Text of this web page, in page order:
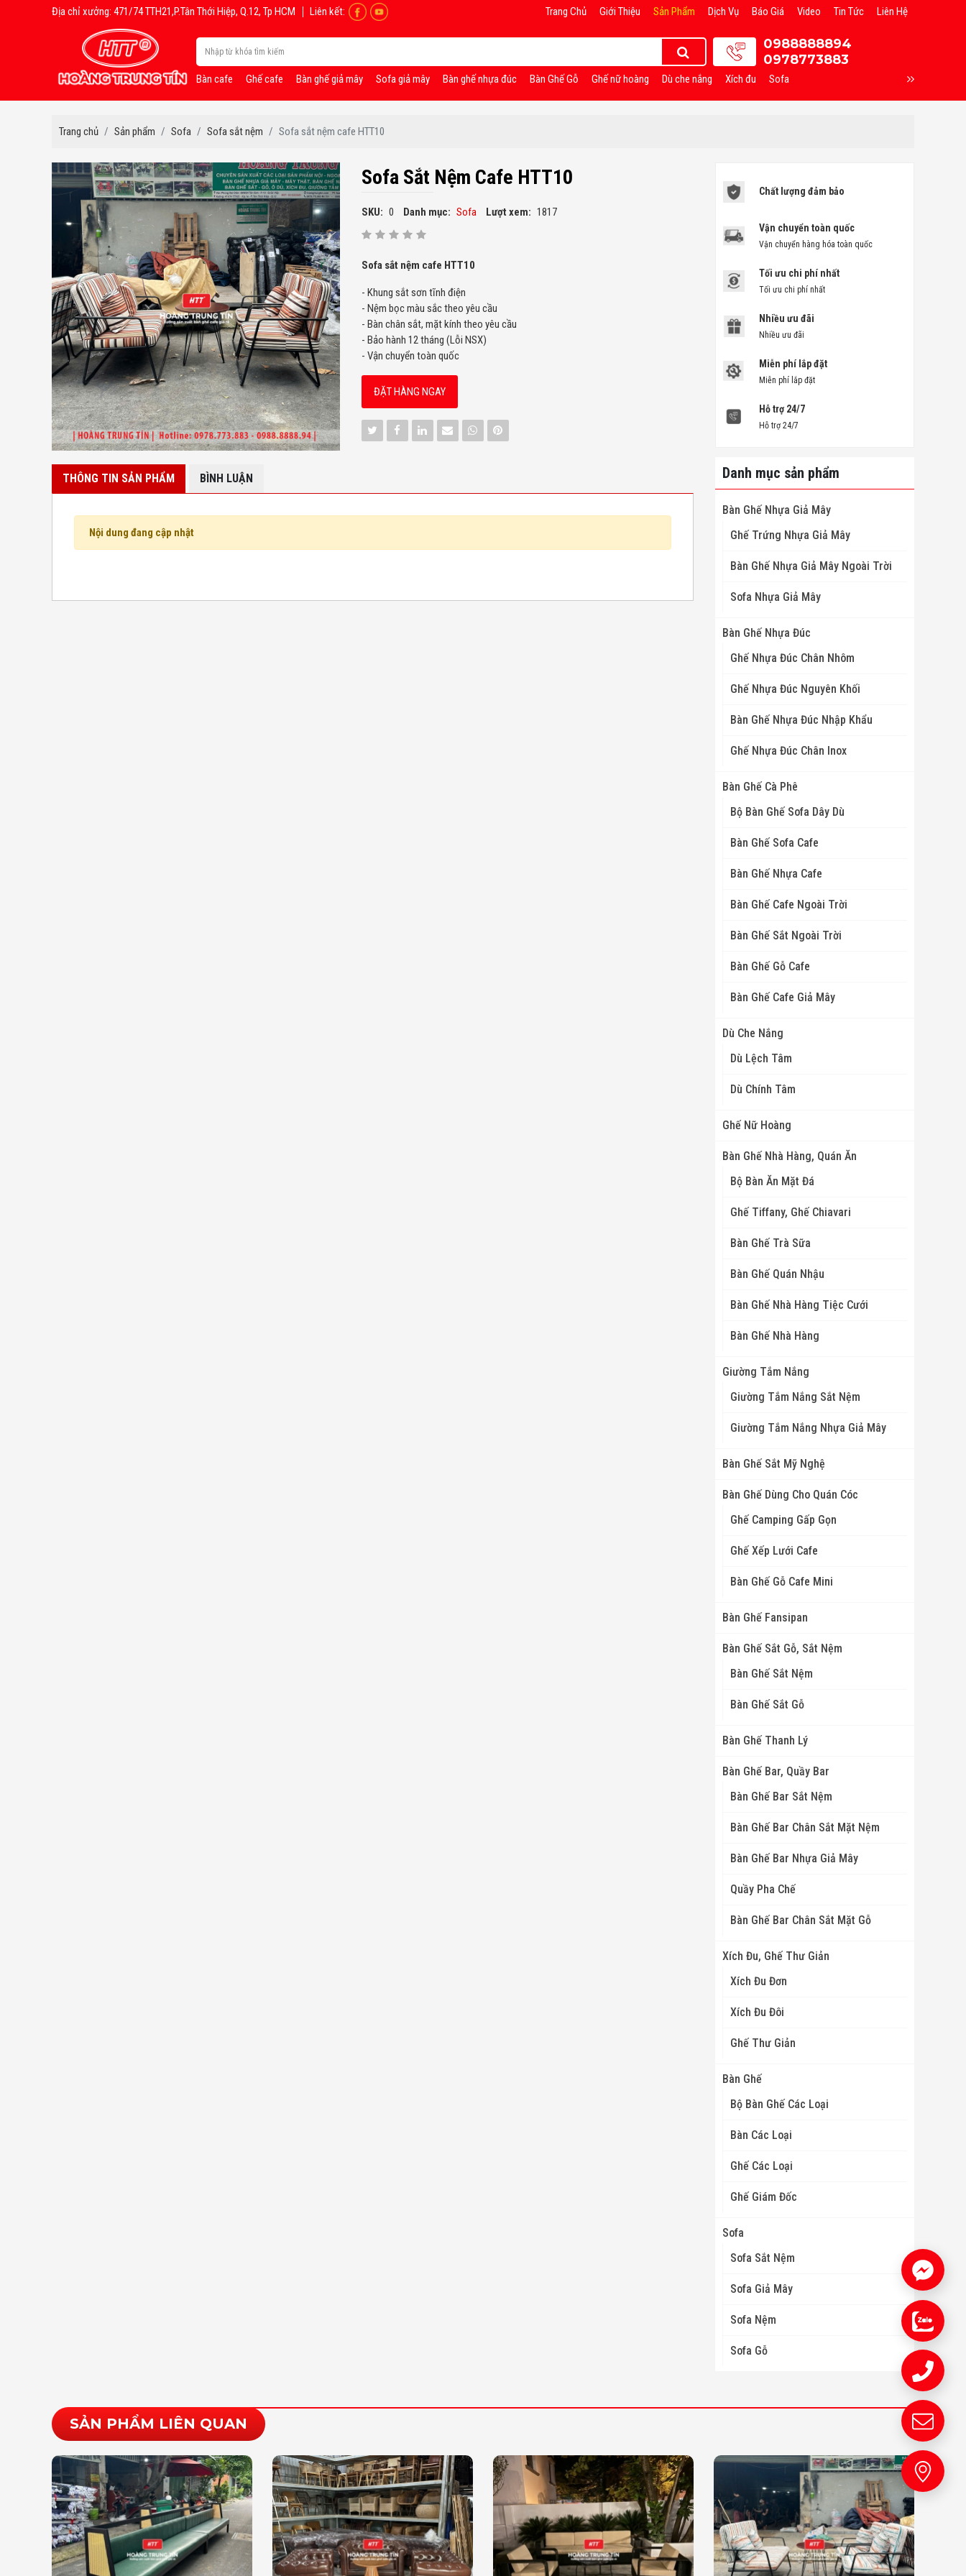
Địa chỉ xưởng: 471/74 TTH21,P.Tân Thới Hiệp, Q.12, Tp HCM Liên kết: Trang Chủ Giới Thiệu Sản Phẩm Dịch Vụ Báo Giá Video Tin Tức Liên Hệ
0988888894
0978773883
Bàn cafe Ghế cafe Bàn ghế giả mây Sofa giả mây Bàn ghế nhựa đúc Bàn Ghế Gỗ Ghế nữ hoàng Dù che nắng Xích đu Sofa
Trang chủ Sản phẩm Sofa Sofa sắt nệm Sofa sắt nệm cafe HTT10
Sofa Sắt Nệm Cafe HTT10
SKU: 0 Danh mục: Sofa Lượt xem: 1817
Sofa sắt nệm cafe HTT10
- Khung sắt sơn tĩnh điện
- Nệm bọc màu sắc theo yêu cầu
- Bàn chân sắt, mặt kính theo yêu cầu
- Bảo hành 12 tháng (Lỗi NSX)
- Vận chuyển toàn quốc
ĐẶT HÀNG NGAY
Chất lượng đảm bảo
Vận chuyển toàn quốc
Vận chuyển hàng hóa toàn quốc
Tối ưu chi phí nhất
Tối ưu chi phí nhất
Nhiều ưu đãi
Nhiều ưu đãi
Miễn phí lắp đặt
Miễn phí lắp đặt
Hỗ trợ 24/7
Hỗ trợ 24/7
THÔNG TIN SẢN PHẨM BÌNH LUẬN
Nội dung đang cập nhật
Danh mục sản phẩm
Bàn Ghế Nhựa Giả Mây
Ghế Trứng Nhựa Giả Mây
Bàn Ghế Nhựa Giả Mây Ngoài Trời
Sofa Nhựa Giả Mây
Bàn Ghế Nhựa Đúc
Ghế Nhựa Đúc Chân Nhôm
Ghế Nhựa Đúc Nguyên Khối
Bàn Ghế Nhựa Đúc Nhập Khẩu
Ghế Nhựa Đúc Chân Inox
Bàn Ghế Cà Phê
Bộ Bàn Ghế Sofa Dây Dù
Bàn Ghế Sofa Cafe
Bàn Ghế Nhựa Cafe
Bàn Ghế Cafe Ngoài Trời
Bàn Ghế Sắt Ngoài Trời
Bàn Ghế Gỗ Cafe
Bàn Ghế Cafe Giả Mây
Dù Che Nắng
Dù Lệch Tâm
Dù Chính Tâm
Ghế Nữ Hoàng
Bàn Ghế Nhà Hàng, Quán Ăn
Bộ Bàn Ăn Mặt Đá
Ghế Tiffany, Ghế Chiavari
Bàn Ghế Trà Sữa
Bàn Ghế Quán Nhậu
Bàn Ghế Nhà Hàng Tiệc Cưới
Bàn Ghế Nhà Hàng
Giường Tắm Nắng
Giường Tắm Nắng Sắt Nệm
Giường Tắm Nắng Nhựa Giả Mây
Bàn Ghế Sắt Mỹ Nghệ
Bàn Ghế Dùng Cho Quán Cóc
Ghế Camping Gấp Gọn
Ghế Xếp Lưới Cafe
Bàn Ghế Gỗ Cafe Mini
Bàn Ghế Fansipan
Bàn Ghế Sắt Gỗ, Sắt Nệm
Bàn Ghế Sắt Nệm
Bàn Ghế Sắt Gỗ
Bàn Ghế Thanh Lý
Bàn Ghế Bar, Quầy Bar
Bàn Ghế Bar Sắt Nệm
Bàn Ghế Bar Chân Sắt Mặt Nệm
Bàn Ghế Bar Nhựa Giả Mây
Quầy Pha Chế
Bàn Ghế Bar Chân Sắt Mặt Gỗ
Xích Đu, Ghế Thư Giản
Xích Đu Đơn
Xích Đu Đôi
Ghế Thư Giản
Bàn Ghế
Bộ Bàn Ghế Các Loại
Bàn Các Loại
Ghế Các Loại
Ghế Giám Đốc
Sofa
Sofa Sắt Nệm
Sofa Giả Mây
Sofa Nệm
Sofa Gỗ
SẢN PHẨM LIÊN QUAN